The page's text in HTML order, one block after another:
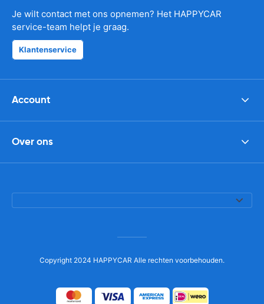
Je wilt contact met ons opnemen? Het HAPPYCAR
service-team helpt je graag.
Klantenservice
Account
Over ons
Copyright 2024 HAPPYCAR Alle rechten voorbehouden.